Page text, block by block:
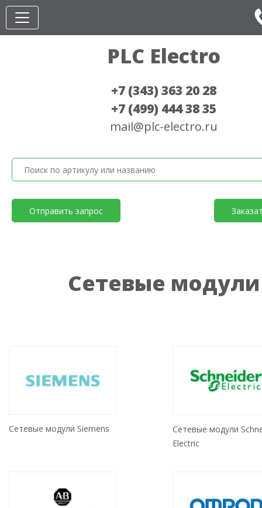
PLC Electro
+7 (343) 363 20 28
+7 (499) 444 38 35
mail@plc-electro.ru
Отправить запрос
Сетевые модули
Сетевые модули Siemens
Сетевые модули
Electric